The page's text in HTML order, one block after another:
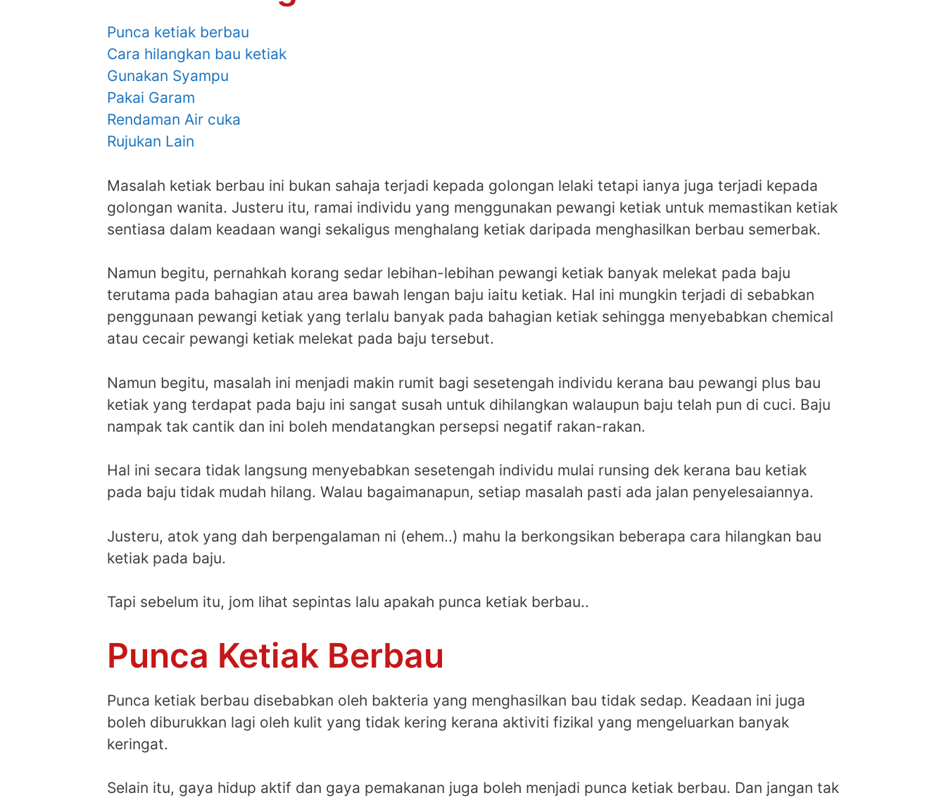
Punca ketiak berbau
Cara hilangkan bau ketiak
Gunakan Syampu
Pakai Garam
Rendaman Air cuka
Rujukan Lain
Masalah ketiak berbau ini bukan sahaja terjadi kepada golongan lelaki tetapi ianya juga terjadi kepada
golongan wanita. Justeru itu, ramai individu yang menggunakan pewangi ketiak untuk memastikan ketiak
sentiasa dalam keadaan wangi sekaligus menghalang ketiak daripada menghasilkan berbau semerbak.
Namun begitu, pernahkah korang sedar lebihan-lebihan pewangi ketiak banyak melekat pada baju
terutama pada bahagian atau area bawah lengan baju iaitu ketiak. Hal ini mungkin terjadi di sebabkan
penggunaan pewangi ketiak yang terlalu banyak pada bahagian ketiak sehingga menyebabkan chemical
atau cecair pewangi ketiak melekat pada baju tersebut.
Namun begitu, masalah ini menjadi makin rumit bagi sesetengah individu kerana bau pewangi plus bau
ketiak yang terdapat pada baju ini sangat susah untuk dihilangkan walaupun baju telah pun di cuci. Baju
nampak tak cantik dan ini boleh mendatangkan persepsi negatif rakan-rakan.
Hal ini secara tidak langsung menyebabkan sesetengah individu mulai runsing dek kerana bau ketiak
pada baju tidak mudah hilang. Walau bagaimanapun, setiap masalah pasti ada jalan penyelesaiannya.
Justeru, atok yang dah berpengalaman ni (ehem..) mahu la berkongsikan beberapa cara hilangkan bau
ketiak pada baju.
Tapi sebelum itu, jom lihat sepintas lalu apakah punca ketiak berbau..
Punca Ketiak Berbau
Punca ketiak berbau disebabkan oleh bakteria yang menghasilkan bau tidak sedap. Keadaan ini juga
boleh diburukkan lagi oleh kulit yang tidak kering kerana aktiviti fizikal yang mengeluarkan banyak
keringat.
Selain itu, gaya hidup aktif dan gaya pemakanan juga boleh menjadi punca ketiak berbau. Dan jangan tak